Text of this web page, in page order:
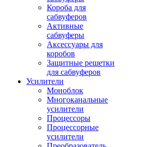
Короба для
сабвуферов
Активные
сабвуферы
Аксессуары для
коробов
Защитные решетки
для сабвуферов
Усилители
Моноблок
Многоканальные
усилители
Процессоры
Процессорные
усилители